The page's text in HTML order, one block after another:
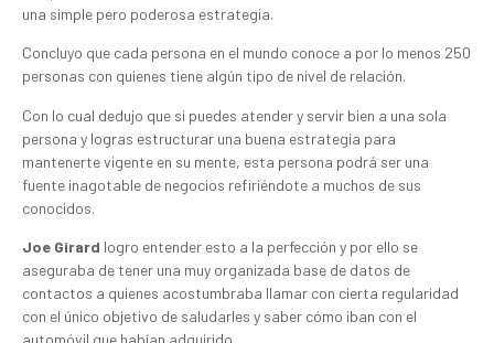
una simple pero poderosa estrategia.
Concluyo que cada persona en el mundo conoce a por lo menos 250
personas con quienes tiene algún tipo de nivel de relación.
Con lo cual dedujo que si puedes atender y servir bien a una sola
persona y logras estructurar una buena estrategia para
mantenerte vigente en su mente, esta persona podrá ser una
fuente inagotable de negocios refiriéndote a muchos de sus
conocidos.
Joe Girard logro entender esto a la perfección y por ello se
aseguraba de tener una muy organizada base de datos de
contactos a quienes acostumbraba llamar con cierta regularidad
con el único objetivo de saludarles y saber cómo iban con el
automóvil que habían adquirido.